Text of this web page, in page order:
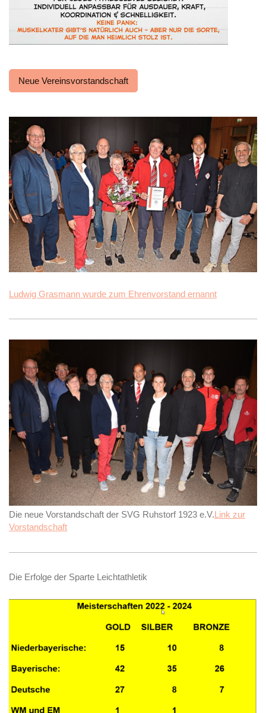
Neue Vereinsvorstandschaft
Ludwig Grasmann wurde zum Ehrenvorstand ernannt
Die neue Vorstandschaft der SVG Ruhstorf 1923 e.V.Link zur
Vorstandschaft
Die Erfolge der Sparte Leichtathletik